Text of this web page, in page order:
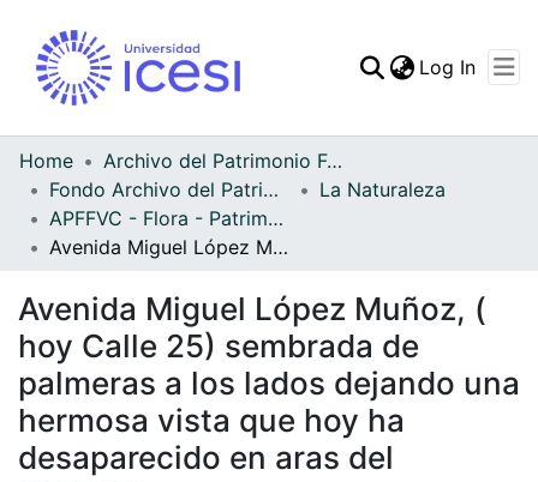
Statistics
Log In
Home
Archivo del Patrimonio Fotográfico y Fílmico del Valle del Cauca
Fondo Archivo del Patrimonio Fotográfico y Fílmico del Valle del Cauca
La Naturaleza
APFFVC - Flora - Patrimonial
Avenida Miguel López Muñoz, ( hoy Calle 25) sembrada de palmeras a los lados dejando una hermosa vista que hoy ha desaparecido en aras del progreso
Avenida Miguel López Muñoz, (
hoy Calle 25) sembrada de
palmeras a los lados dejando una
hermosa vista que hoy ha
desaparecido en aras del